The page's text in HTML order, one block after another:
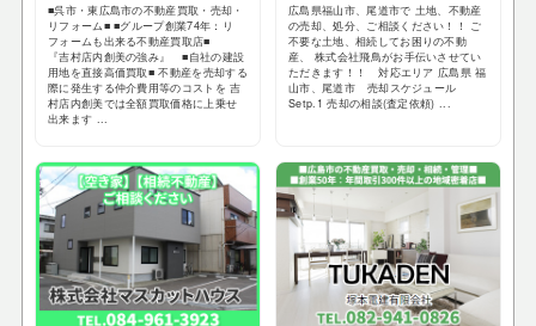
■呉市・東広島市の不動産買取・売却・
リフォーム■ ■グループ創業74年：リ
フォームも出来る不動産買取店■
『吉村店内創美の強み』 ■自社の建設
用地を直接高価買取■ 不動産を売却する
際に発生する仲介費用等のコストを 吉
村店内創美では全額買取価格に上乗せ
出来ます ...
広島県福山市、尾道市で 土地、不動産
の売却、処分、ご相談ください！！ ご
不要な土地、相続してお困りの不動
産、 株式会社飛鳥がお手伝いさせてい
ただきます！！ 対応エリア 広島県 福
山市、尾道市 売却スケジュール
Setp.1 売却の相談(査定依頼) ...